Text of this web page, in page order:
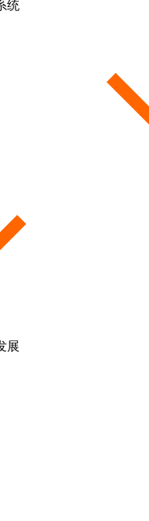
统
展